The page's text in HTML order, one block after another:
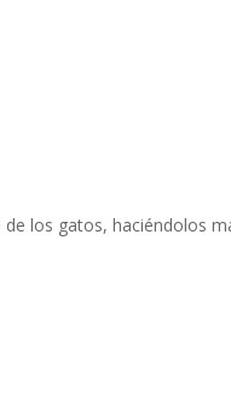
los gatos, haciéndolos